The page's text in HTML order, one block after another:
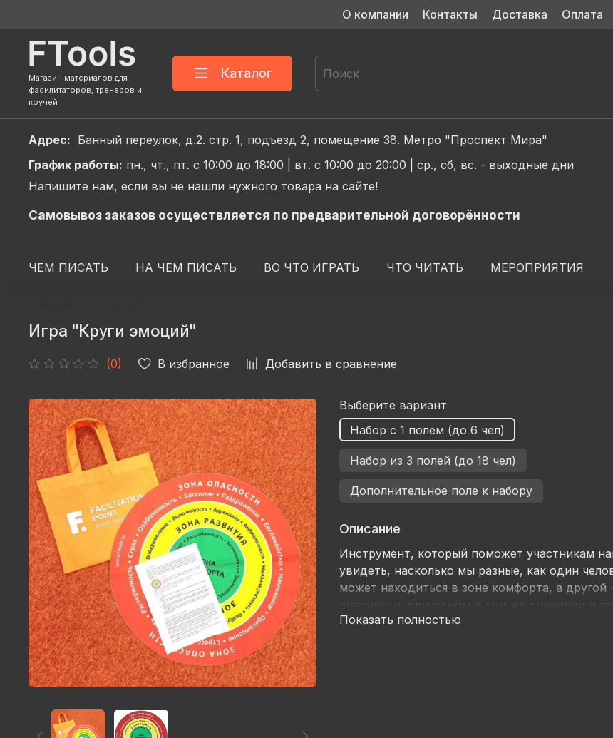
О компании Контакты Доставка Оплата
Магазин материалов для
фасилитаторов, тренеров и
коучей
Каталог
Адрес: Банный переулок, д.2. стр. 1, подъезд 2, помещение 38. Метро "Проспект Мира"
График работы: пн., чт., пт. с 10:00 до 18:00 | вт. с 10:00 до 20:00 | ср., сб, вс. - выходные дни
Напишите нам, если вы не нашли нужного товара на сайте!
Самовывоз заказов осуществляется по предварительной договорённости
ЧЕМ ПИСАТЬ НА ЧЕМ ПИСАТЬ ВО ЧТО ИГРАТЬ ЧТО ЧИТАТЬ МЕРОПРИЯТИЯ
Игра "Круги эмоций"
(0) В избранное Добавить в сравнение
Выберите вариант
Набор с 1 полем (до 6 чел)
Набор из 3 полей (до 18 чел)
Дополнительное поле к набору
Описание
Инструмент, который поможет участникам
увидеть, насколько мы разные, как один
может находиться в зоне комфорта, а другой
опасности, при одном и том же сценарии и
что значит выйти за пределы своей зоны
Показать полностью